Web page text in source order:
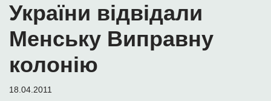
України відвідали
Менську Виправну
колонію
18.04.2011